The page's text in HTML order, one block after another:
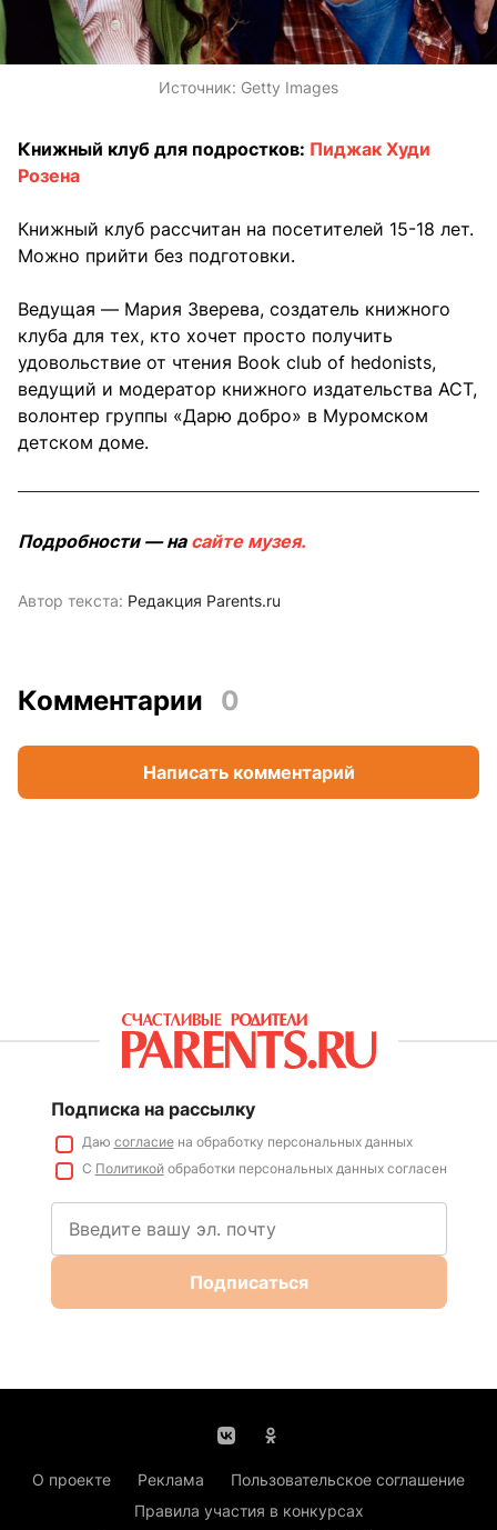
Источник: Getty Images
Книжный клуб для подростков: Пиджак Худи
Розена
Книжный клуб рассчитан на посетителей 15-18 лет.
Можно прийти без подготовки.
Ведущая — Мария Зверева, создатель книжного
клуба для тех, кто хочет просто получить
удовольствие от чтения Book club of hedonists,
ведущий и модератор книжного издательства АСТ,
волонтер группы «Дарю добро» в Муромском
детском доме.
Подробности — на сайте музея.
Автор текста: Редакция Parents.ru
Комментарии 0
Написать комментарий
Подписка на рассылку
Даю согласиена обработку персональных данных
С Политикойобработки персональных данных согласен
Подписаться
О проекте Реклама
Пользовательское соглашение
Правила участия в конкурсах